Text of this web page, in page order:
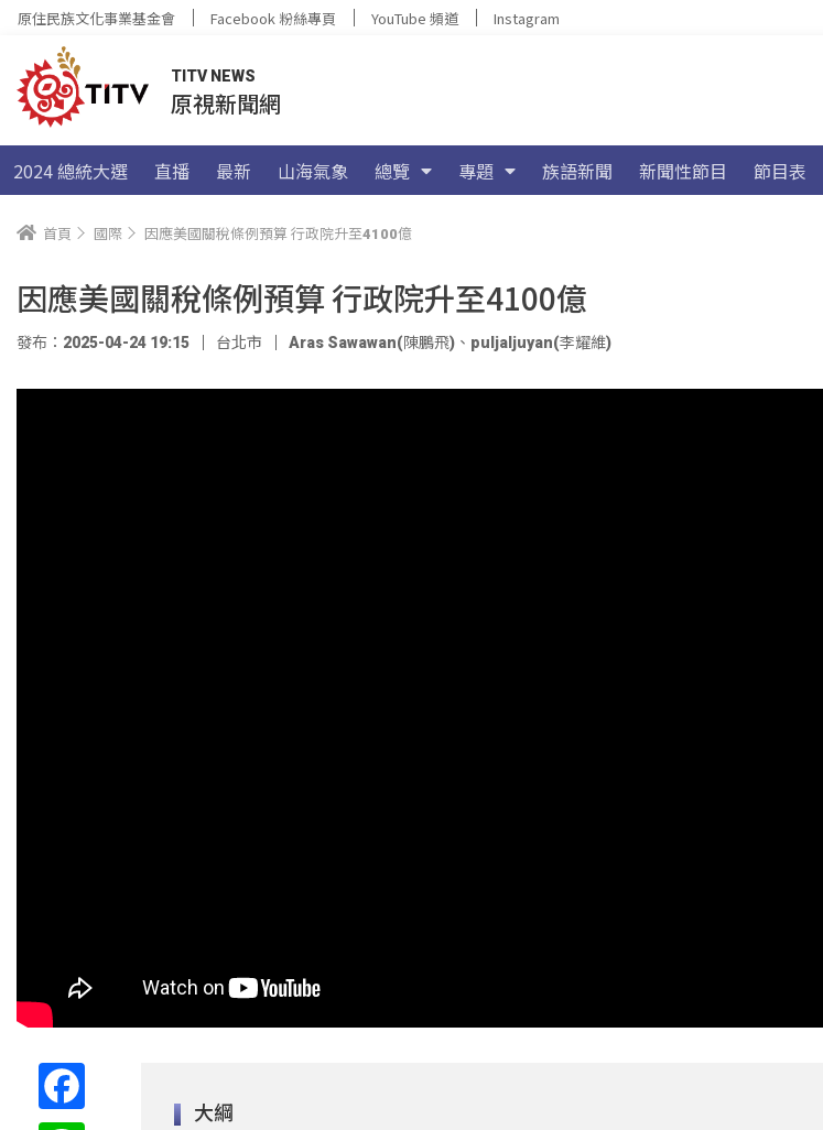
原住民族文化事業基金會 Facebook 粉絲專頁 YouTube 頻道 Instagram
TITV NEWS
原視新聞網
2024 總統大選 直播 最新 山海氣象 總覽 專題 族語新聞 新聞性節目 節目表
首頁 國際 因應美國關稅條例預算 行政院升至4100億
因應美國關稅條例預算 行政院升至4100億
發布：2025-04-24 19:15 台北市 Aras Sawawan(陳鵬飛) 、 puljaljuyan(李耀維)
大綱